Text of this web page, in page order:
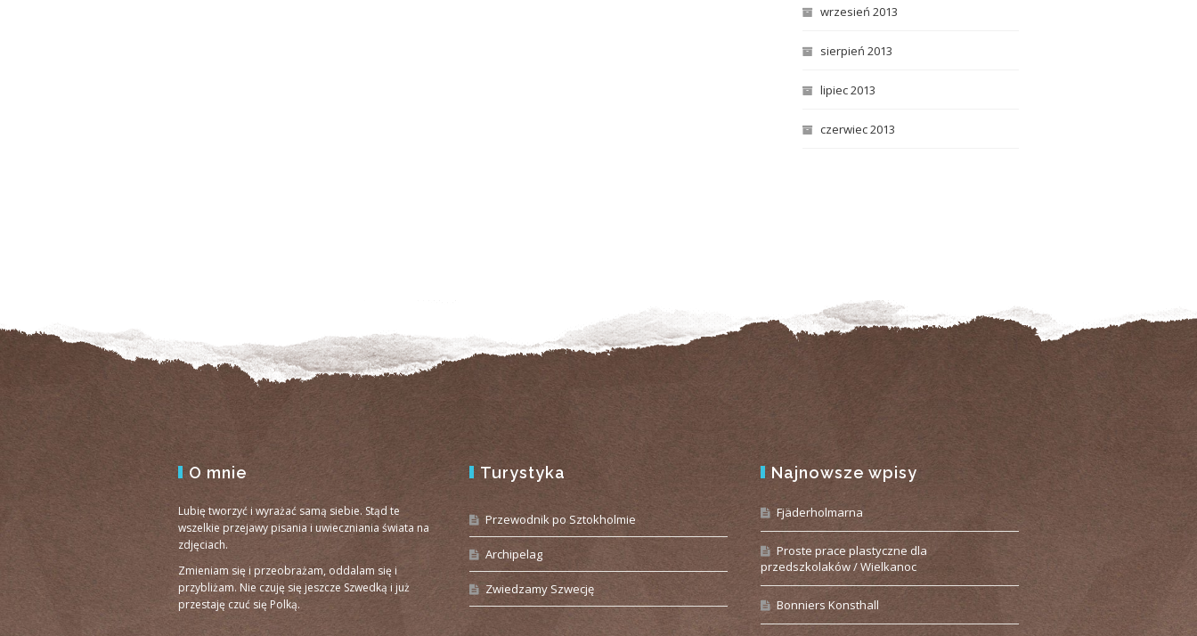
wrzesień 2013
sierpień 2013
lipiec 2013
czerwiec 2013
O mnie
Lubię tworzyć i wyrażać samą siebie. Stąd te
wszelkie przejawy pisania i uwieczniania świata na
zdjęciach.
Zmieniam się i przeobrażam, oddalam się i
przybliżam. Nie czuję się jeszcze Szwedką i już
przestaję czuć się Polką.
Turystyka
Przewodnik po Sztokholmie
Archipelag
Zwiedzamy Szwecję
Najnowsze wpisy
Fjäderholmarna
Proste prace plastyczne dla
przedszkolaków / Wielkanoc
Bonniers Konsthall